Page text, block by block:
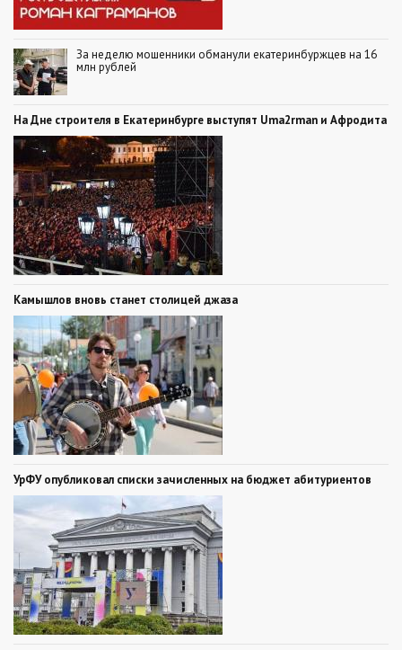
За неделю мошенники обманули екатеринбуржцев на 16
млн рублей
На Дне строителя в Екатеринбурге выступят Uma2rman и Афродита
Камышлов вновь станет столицей джаза
УрФУ опубликовал списки зачисленных на бюджет абитуриентов